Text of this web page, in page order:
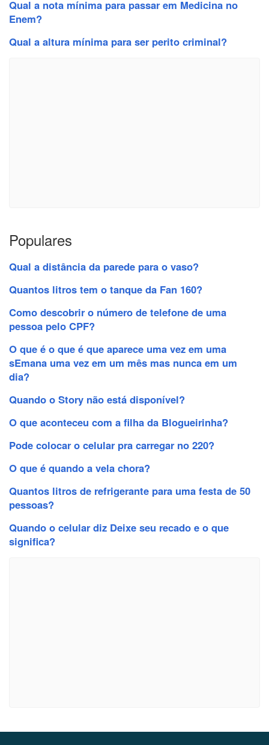
Qual a nota mínima para passar em Medicina no
Enem?
Qual a altura mínima para ser perito criminal?
Populares
Qual a distância da parede para o vaso?
Quantos litros tem o tanque da Fan 160?
Como descobrir o número de telefone de uma
pessoa pelo CPF?
O que é o que é que aparece uma vez em uma
sEmana uma vez em um mês mas nunca em um
dia?
Quando o Story não está disponível?
O que aconteceu com a filha da Blogueirinha?
Pode colocar o celular pra carregar no 220?
O que é quando a vela chora?
Quantos litros de refrigerante para uma festa de 50
pessoas?
Quando o celular diz Deixe seu recado e o que
significa?